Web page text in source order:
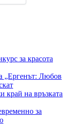
за красота
„Ергенът: Любов
край на връзката
за